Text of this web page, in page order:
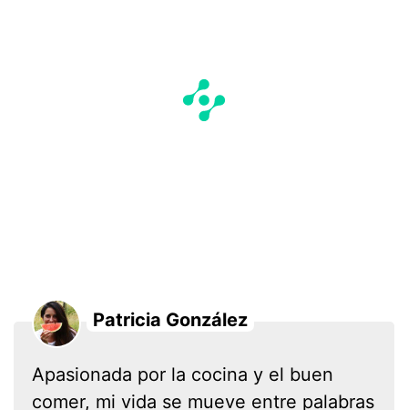
Patricia González
Apasionada por la cocina y el buen
comer, mi vida se mueve entre palabras